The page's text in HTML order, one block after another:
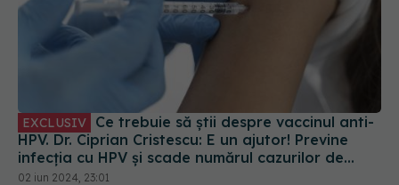
EXCLUSIV
HPV. Dr. Ciprian Cristescu: E un ajutor! Previne
infecția cu HPV și scade numărul cazurilor de
cancer de col uterin
02 iun 2024, 23:01